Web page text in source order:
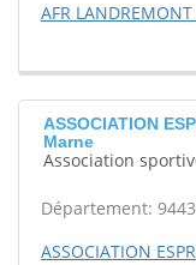
AFR LANDREMONT
ASSOCIATION
Marne
Association
Département:
ASSOCIATION